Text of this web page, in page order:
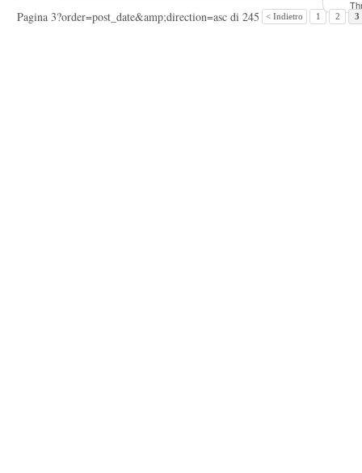
Pagina 3?order=post_date&amp;direction=asc di 245 < Indietro 1 2 3